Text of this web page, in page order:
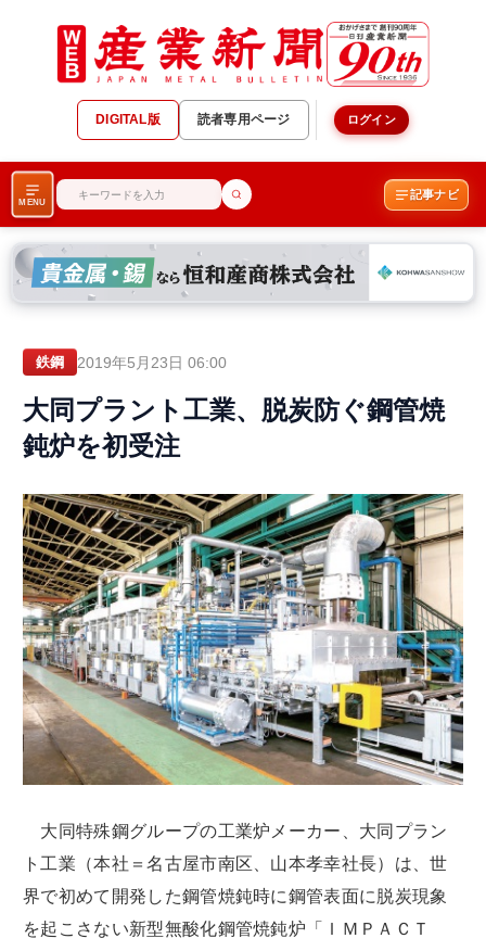
DIGITAL版 読者専用ページ ログイン
MENU
記事ナビ
鉄鋼 2019年5月23日 06:00
大同プラント工業、脱炭防ぐ鋼管焼
鈍炉を初受注
大同特殊鋼グループの工業炉メーカー、大同プラン
ト工業（本社＝名古屋市南区、山本孝幸社長）は、世
界で初めて開発した鋼管焼鈍時に鋼管表面に脱炭現象
を起こさない新型無酸化鋼管焼鈍炉「ＩＭＰＡＣＴ